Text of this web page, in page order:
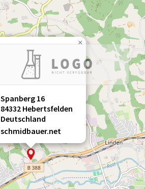
Spanberg 16
84332 Hebertsfelden
Deutschland
schmidbauer.net
×